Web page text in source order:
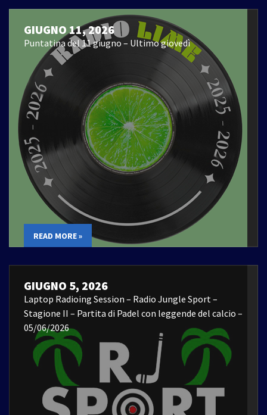
GIUGNO 11, 2026
Puntatina del 11 giugno – Ultimo giovedì
READ MORE »
GIUGNO 5, 2026
Laptop Radioing Session – Radio Jungle Sport –
Stagione II – Partita di Padel con leggende del calcio –
05/06/2026